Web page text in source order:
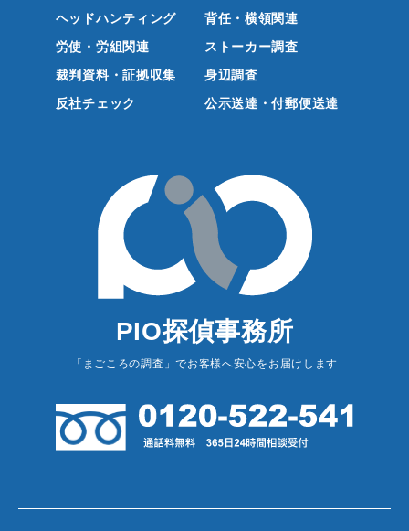
ヘッドハンティング
背任・横領関連
労使・労組関連
ストーカー調査
裁判資料・証拠収集
身辺調査
反社チェック
公示送達・付郵便送達
PIO探偵事務所
「まごころの調査」でお客様へ安心をお届けします